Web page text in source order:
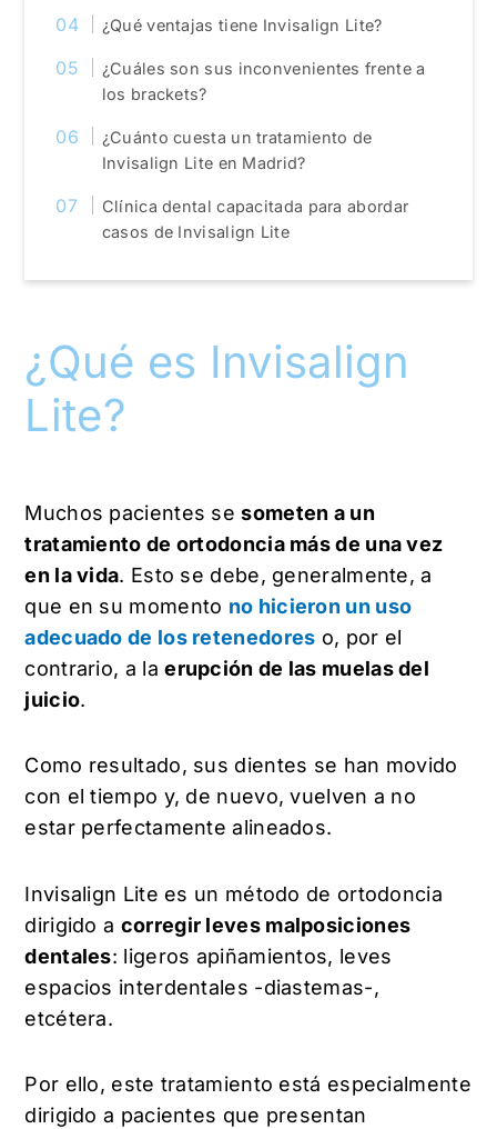
¿Qué ventajas tiene Invisalign Lite?
¿Cuáles son sus inconvenientes frente a
los brackets?
¿Cuánto cuesta un tratamiento de
Invisalign Lite en Madrid?
Clínica dental capacitada para abordar
casos de Invisalign Lite
¿Qué es Invisalign
Lite?
Muchos pacientes sesometen a un
tratamiento de ortodoncia más de una vez
en la vida. Esto se debe, generalmente, a
que en su momento no hicieron un uso
adecuado de los retenedores o, por el
contrario, a laerupción de las muelas del
juicio.
Como resultado, sus dientes se han movido
con el tiempo y, de nuevo, vuelven a no
estar perfectamente alineados.
Invisalign Lite es un método de ortodoncia
dirigido a corregir leves malposiciones
dentales: ligeros apiñamientos, leves
espacios interdentales -diastemas-,
etcétera.
Por ello, este tratamiento está especialmente
dirigido a pacientes que presentan